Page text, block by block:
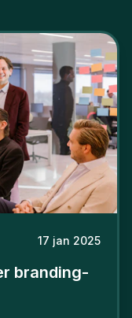
17 jan 2025
branding-